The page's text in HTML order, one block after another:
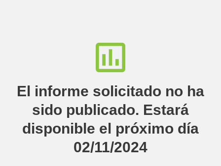
El informe solicitado no ha
sido publicado. Estará
disponible el próximo día
02/11/2024